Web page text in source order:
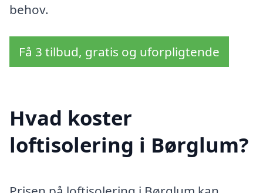
behov.
Få 3 tilbud, gratis og uforpligtende
Hvad koster
loftisolering i Børglum?